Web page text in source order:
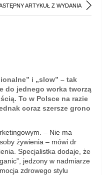
ARTYKUŁ Z WYDANIA
i „slow” – tak
do jednego worka tworzą
To w Polsce na razie
coraz szersze grono
– Nie ma
żywienia – mówi dr
Specjalistka dodaje, że
jedzony w nadmiarze
zdrowego stylu